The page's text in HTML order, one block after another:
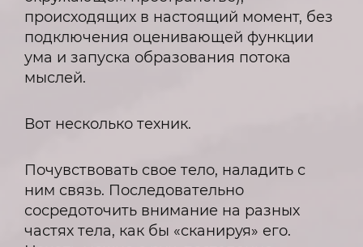
происходящих в настоящий момент, без
подключения оценивающей функции
ума и запуска образования потока
мыслей.
Вот несколько техник.
Почувствовать свое тело, наладить с
ним связь. Последовательно
сосредоточить внимание на разных
частях тела, как бы «сканируя» его.